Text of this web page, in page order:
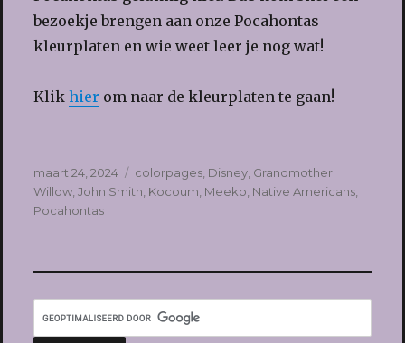
bezoekje brengen aan onze Pocahontas
kleurplaten en wie weet leer je nog wat!
Klik hier om naar de kleurplaten te gaan!
Geplaatst
op
maart 24, 2024 Tags
colorpages, Disney, Grandmother
Willow, John Smith Kocoum Meeko Native Americans,
Pocahontas